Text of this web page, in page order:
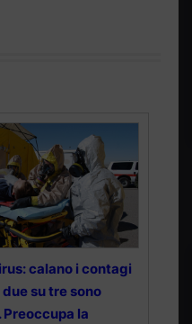
calano i contagi
su tre sono
la